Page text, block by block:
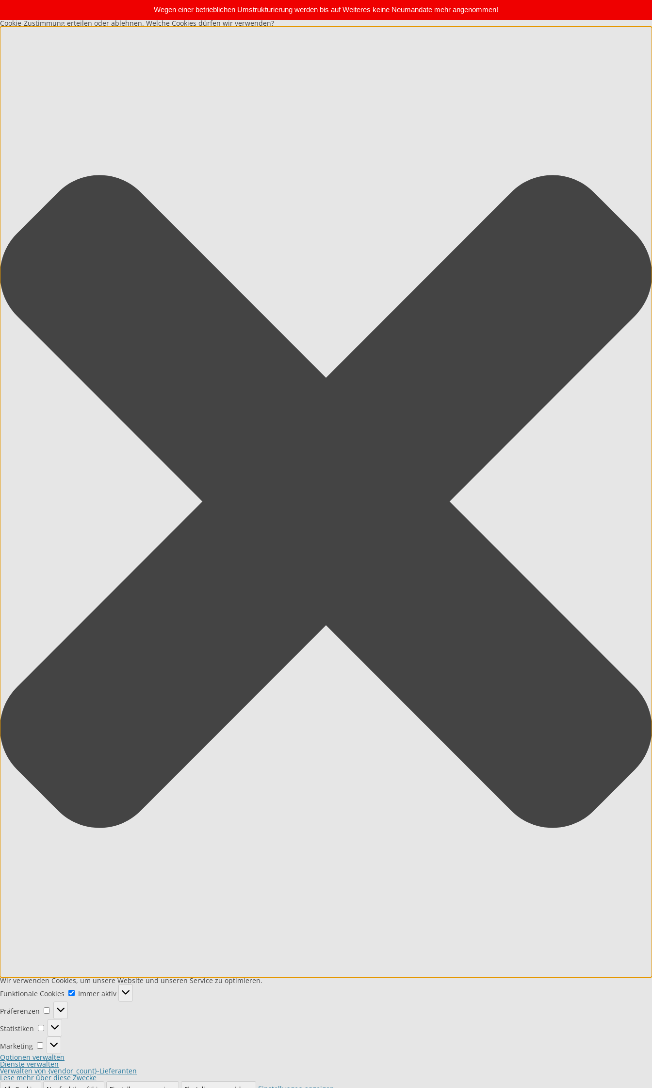
Wegen einer betrieblichen Umstrukturierung werden bis auf Weiteres keine Neumandate mehr angenommen!
Cookie-Zustimmung erteilen oder ablehnen. Welche Cookies dürfen wir verwenden?
Wir verwenden Cookies, um unsere Website und unseren Service zu optimieren.
Funktionale Cookies
Cookies
Immer aktiv
Präferenzen
Präferenzen
Statistiken
Statistiken
Marketing
Marketing
Optionen verwalten
Dienste verwalten
Verwalten von {vendor_count}-Lieferanten
Lese mehr über diese Zwecke